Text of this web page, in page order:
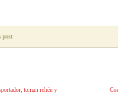
post
toman rehén y